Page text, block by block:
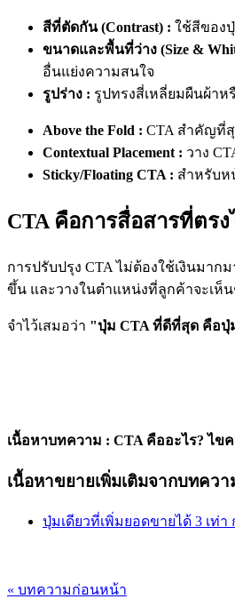
สีที่ตัดกัน (Contrast) : ใช้สีของ
ขนาดและพื้นที่ว่าง (Size &
อื่นแย่งความสนใจ
รูปร่าง : รูปทรงสี่เหลี่ยมผืนผ้า
Above the Fold : CTA สำคัญที่
Contextual Placement : วาง
Sticky/Floating CTA : สำหรับห
CTA คือการสื่อสารที่ตร
การปรับปรุง CTA ไม่ต้องใช้เงินมาก
ขึ้น และวางในตำแหน่งที่ลูกค้าจะเห็
จำไว้เสมอว่า "ปุ่ม CTA ที่ดีที่สุด คือปุ่
เนื้อหาบทความ : CTA คืออะไร? ไ
เนื้อหาขยายเพิ่มเติมจากบทคว
ปุ่มเดียวที่เพิ่มยอดขายได้ 3 เท่
« บทความก่อนหน้า